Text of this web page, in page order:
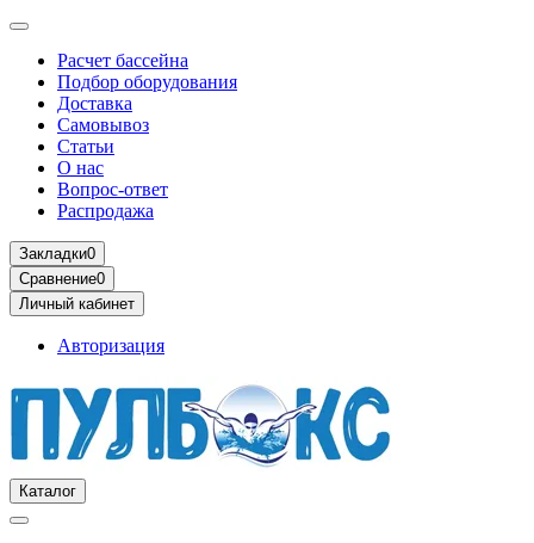
Расчет бассейна
Подбор оборудования
Доставка
Самовывоз
Статьи
О нас
Вопрос-ответ
Распродажа
Закладки0
Сравнение0
Личный кабинет
Авторизация
Каталог